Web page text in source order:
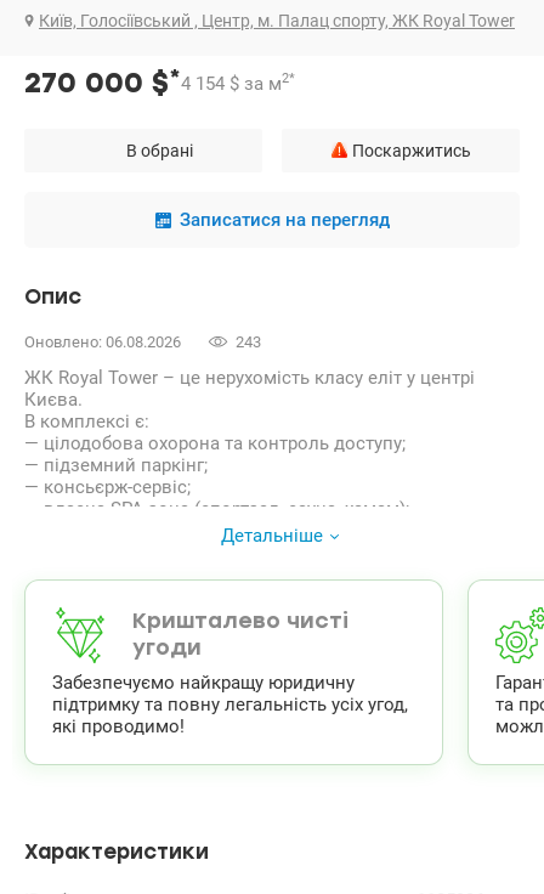
Київ, Голосіївський , Центр, м. Палац спорту, ЖК Royal Tower
270 000 $*4 154 $ за м2*
В обрані Поскаржитись
Записатися на перегляд
Опис
Оновлено: 06.08.2026 243
ЖК Royal Tower – це нерухомість класу еліт у центрі
Києва.
В комплексі є:
— цілодобова охорона та контроль доступу;
— підземний паркінг;
— консьєрж-сервіс;
— власна SPA-зона (спортзал, сауна, хамам);
— загальна тераса-сад на даху.
з дорогих матеріалів , обладнана всією необхідною
технікою. Все робили для себе. В квартирі ніхто не
проживав, все абсолютно нове.
Розташована на 22-му поверсі з шикарним видом на
центр міста.
044 200 10 80 valion.ua/1089303
Детальніше
Кришталево чисті
угоди
Забезпечуємо найкращу юридичну
підтримку та повну легальність усіх угод,
які проводимо!
та
Характеристики